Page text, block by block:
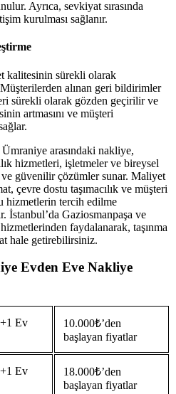
Ayrıca, sevkiyat sırasında
kurulması sağlanır.
kalitesinin sürekli olarak
alınan geri bildirimler
sürekli olarak gözden geçirilir ve
artmasını ve müşteri
arasındaki nakliye,
hizmetleri, işletmeler ve bireysel
güvenilir çözümler sunar. Maliyet
çevre dostu taşımacılık ve müşteri
hizmetlerin tercih edilme
İstanbul’da Gaziosmanpaşa ve
faydalanarak, taşınma
hale getirebilirsiniz.
Evden Eve Nakliye
Ev
10.000₺’den
başlayan fiyatlar
Ev
18.000₺’den
başlayan fiyatlar